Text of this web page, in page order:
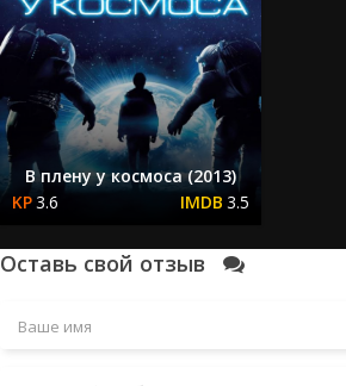
В плену у космоса (2013)
3.6
3.5
Оставь свой отзыв